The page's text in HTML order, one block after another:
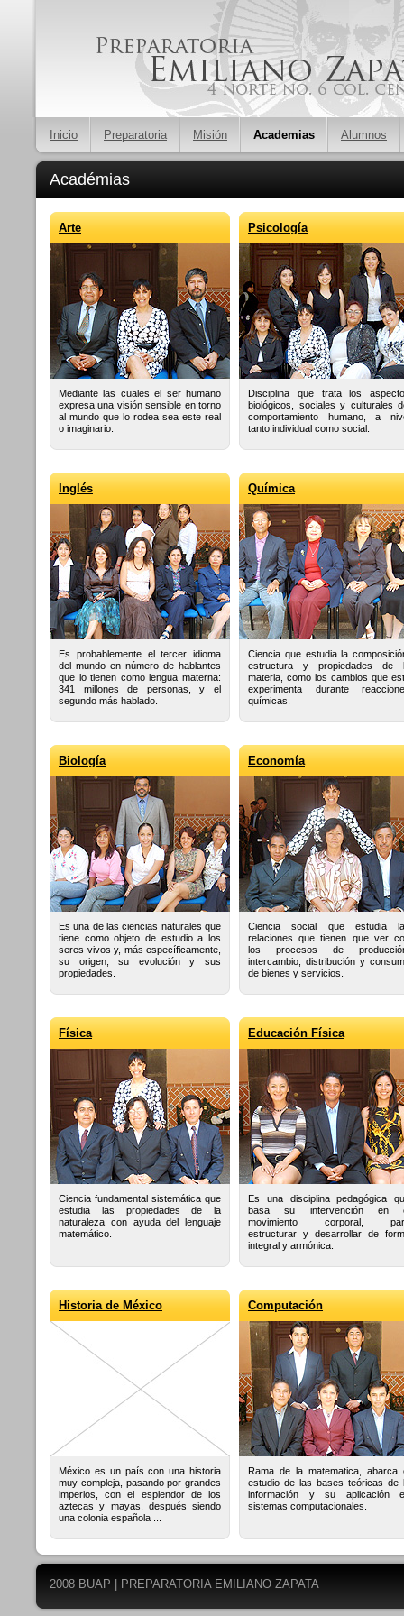
Inicio Preparatoria Misión Academias Alumnos
Académias
Arte
Mediante las cuales el ser humano
expresa una visión sensible en torno
al mundo que lo rodea sea este real
o imaginario.
Psicología
Disciplina que trata los
biológicos, sociales y culturales
comportamiento humano, a
tanto individual como social.
Inglés
Es probablemente el tercer idioma
del mundo en número de hablantes
que lo tienen como lengua materna:
341 millones de personas, y el
segundo más hablado.
Química
Ciencia que estudia la
estructura y propiedades de
materia, como los cambios que
experimenta durante
químicas.
Biología
Es una de las ciencias naturales que
tiene como objeto de estudio a los
seres vivos y, más específicamente,
su origen, su evolución y sus
propiedades.
Economía
Ciencia social que estudia
relaciones que tienen que ver
los procesos de
intercambio, distribución y
de bienes y servicios.
Física
Ciencia fundamental sistemática que
estudia las propiedades de la
naturaleza con ayuda del lenguaje
matemático.
Educación Física
Es una disciplina pedagógica
basa su intervención en
movimiento corporal,
estructurar y desarrollar de
integral y armónica.
Historia de México
México es un país con una historia
muy compleja, pasando por grandes
imperios, con el esplendor de los
aztecas y mayas, después siendo
una colonia española ...
Computación
Rama de la matematica, abarca
estudio de las bases teóricas de
información y su aplicación
sistemas computacionales.
2008 BUAP | PREPARATORIA EMILIANO